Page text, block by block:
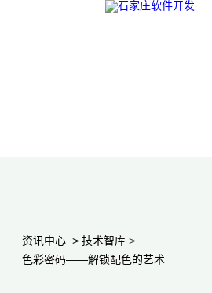
资讯中心 > 技术智库 >
色彩密码——解锁配色的艺术